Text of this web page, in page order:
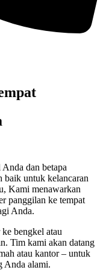
dan betapa
baik untuk kelancaran
Kami menawarkan
panggilan ke tempat
Anda.
bengkel atau
Tim kami akan datang
atau kantor – untuk
Anda alami.